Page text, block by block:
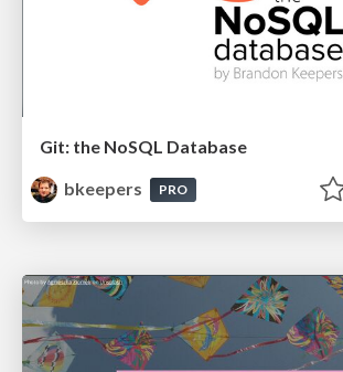
Git: the NoSQL Database
bkeepers
PRO